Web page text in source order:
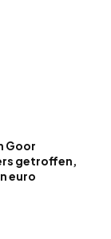
Goor
getroffen,
euro